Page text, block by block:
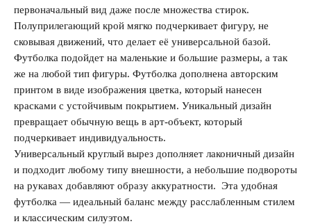
первоначальный вид даже после множества стирок.
Полуприлегающий крой мягко подчеркивает фигуру, не
сковывая движений, что делает её универсальной базой.
Футболка подойдет на маленькие и большие размеры, а так
же на любой тип фигуры. Футболка дополнена авторским
принтом в виде изображения цветка, который нанесен
красками с устойчивым покрытием. Уникальный дизайн
превращает обычную вещь в арт-объект, который
подчеркивает индивидуальность.
Универсальный круглый вырез дополняет лаконичный дизайн
и подходит любому типу внешности, а небольшие подвороты
на рукавах добавляют образу аккуратности. Эта удобная
футболка — идеальный баланс между расслабленным стилем
и классическим силуэтом.